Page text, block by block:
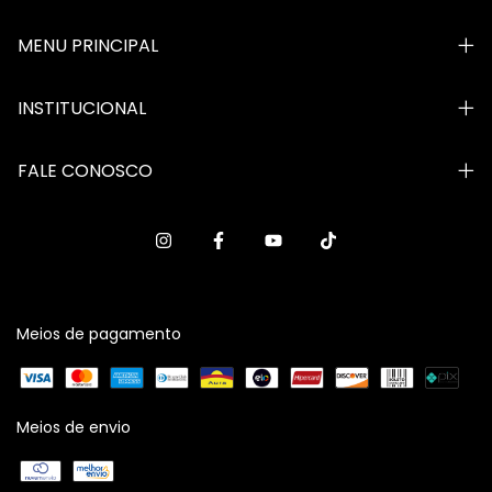
MENU PRINCIPAL
INSTITUCIONAL
FALE CONOSCO
Meios de pagamento
Meios de envio